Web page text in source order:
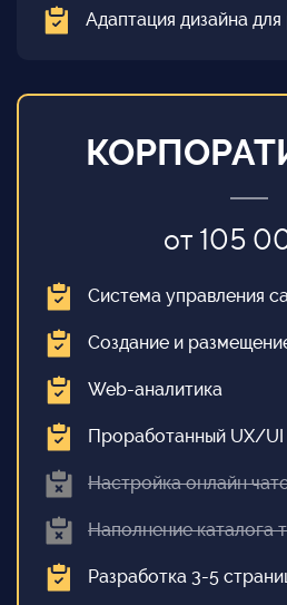
Адаптация дизайна
от 105
Система управления
Создание и
Web-аналитика
Проработанный UX/UI
Настройка онлайн
Наполнение каталога
Разработка 3-5